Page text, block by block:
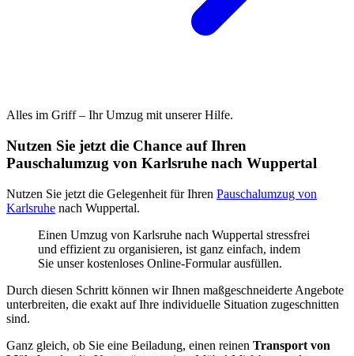
Alles im Griff – Ihr Umzug mit unserer Hilfe.
Nutzen Sie jetzt die Chance auf Ihren
Pauschalumzug von Karlsruhe nach Wuppertal
Nutzen Sie jetzt die Gelegenheit für Ihren Pauschalumzug von
Karlsruhe nach Wuppertal.
Einen Umzug von Karlsruhe nach Wuppertal stressfrei
und effizient zu organisieren, ist ganz einfach, indem
Sie unser kostenloses Online-Formular ausfüllen.
Durch diesen Schritt können wir Ihnen maßgeschneiderte Angebote
unterbreiten, die exakt auf Ihre individuelle Situation zugeschnitten
sind.
Ganz gleich, ob Sie eine Beiladung, einen reinen Transport von